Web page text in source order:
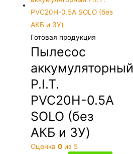
Готовая продукция
Пылесос
аккумуляторный
P.I.T.
PVC20H-0.5A
SOLO (без
АКБ и ЗУ)
Оценка0 из 5